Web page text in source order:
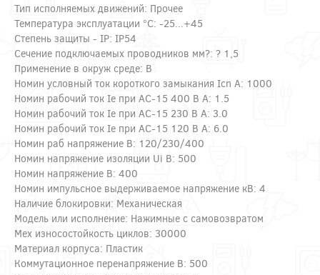
Тип исполняемых движений: Прочее
Температура эксплуатации °C: -25...+45
Степень защиты - IP: IP54
Сечение подключаемых проводников мм?: ? 1,5
Применение в окруж среде: В
Номин условный ток короткого замыкания Icn А: 1000
Номин рабочий ток Ie при АС-15 400 В А: 1.5
Номин рабочий ток Ie при AC-15 230 В А: 3.0
Номин рабочий ток Ie при AC-15 120 В А: 6.0
Номин раб напряжение В: 120/230/400
Номин напряжение изоляции Ui В: 500
Номин напряжение В: 400
Номин импульсное выдерживаемое напряжение кВ: 4
Наличие блокировки: Механическая
Модель или исполнение: Нажимные с самовозвратом
Мех износостойкость циклов: 30000
Материал корпуса: Пластик
Коммутационное перенапряжение В: 500